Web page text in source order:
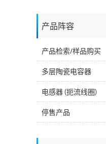
产品阵容
产品检索/样品购买
多层陶瓷电容器
电感器（扼流线圈）
停售产品